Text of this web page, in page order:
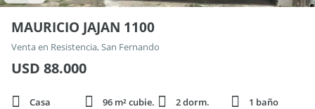
MAURICIO JAJAN 1100
Venta en Resistencia, San Fernando
USD 88.000
Casa 96 m² cubie. 2 dorm.
1 baño